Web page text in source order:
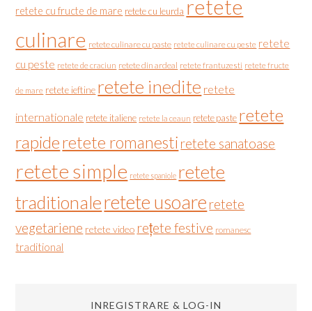
retete cu fructe de mare retete cu leurda retete
culinare retete culinare cu paste retete culinare cu peste retete
cu peste retete de craciun retete din ardeal retete frantuzesti retete fructe
de mare retete ieftine retete inedite retete
internationale retete italiene retete la ceaun retete paste retete
rapideretete romanesti retete sanatoase
retete simple retete spaniole retete
traditionaleretete usoare retete
vegetariene retete video rețete festive romanesc
traditional
INREGISTRARE & LOG-IN